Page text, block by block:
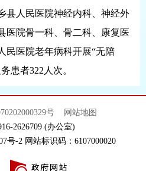
县人民医院神经内科、神经外
医院骨一科、骨二科、康复医
民医院老年病科开展“无陪
患者322人次。
号
网站地图
2626709 (办公室)
号-2 网站标识码：6107000020